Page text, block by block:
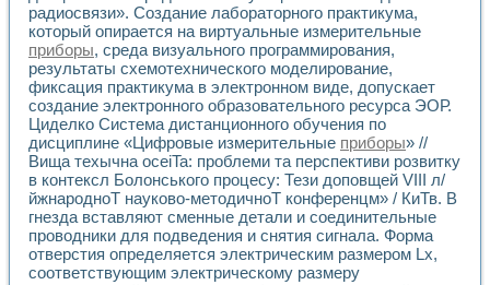
радиосвязи». Создание лабораторного практикума,
который опирается на виртуальные измерительные
приборы, среда визуального программирования,
результаты схемотехнического моделирование,
фиксация практикума в электронном виде, допускает
создание электронного образовательного ресурса ЭОР.
Циделко Система дистанционного обучения по
дисциплине «Цифровые измерительные приборы» //
Вища техычна oceiTa: проблеми та перспективи розвитку
в контексл Болонського процесу: Тези доповщей VIII л/
йжнародноТ науково-методичноТ конференцм» / КиТв. В
гнезда вставляют сменные детали и соединительные
проводники для подведения и снятия сигнала. Форма
отверстия определяется электрическим размером Lx,
соответствующим электрическому размеру